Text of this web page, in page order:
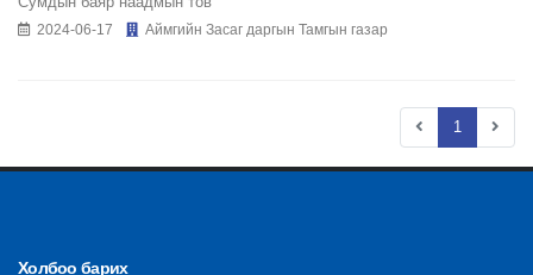
2024-06-17 Аймгийн Засаг даргын Тамгын газар
1
Холбоо барих